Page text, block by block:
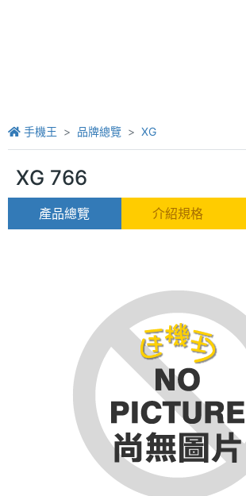
手機王 品牌總覽 XG
XG 766
產品總覽 介紹規格